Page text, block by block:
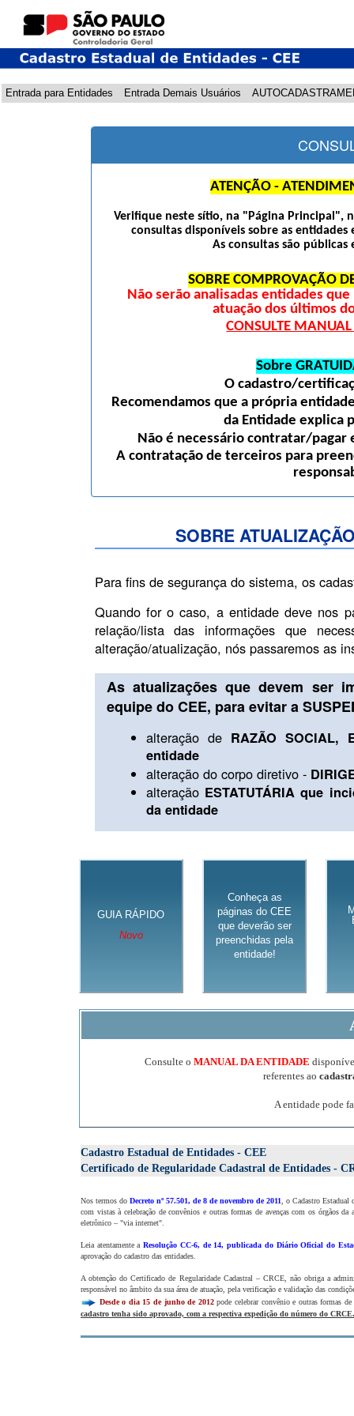
Entrada para Entidades Entrada Demais Usuários
ATENÇÃO -
Verifique neste sítio, na "Página Principal",
consultas disponíveis sobre as entidades
As consultas são públicas
SOBRE COMPROVAÇÃO
Não serão analisadas entidades
atuação dos últimos
CONSULTE
Sobre
O cadastro/
Recomendamos que a própria
da Entidade explica
Não é necessário contratar/
A contratação de terceiros para
SOBRE
Para fins de segurança do sistema, os
Quando for o caso, a entidade deve nos
relação/lista das informações que
alteração/atualização, nós passaremos as
As atualizações que devem ser
equipe do CEE, para evitar a
alteração de RAZÃO SOCIAL,
entidade
alteração do corpo diretivo -
alteração ESTATUTÁRIA que
da entidade
GUIA RÁPIDO
Novo
Conheça as
páginas do CEE
que deverão ser
preenchidas pela
entidade!
Consulte o MANUAL DA ENTIDADE
referentes ao
A entidade pode
Cadastro Estadual de Entidades - CEE
Certificado de Regularidade Cadastral de Entidades -
Nos termos do Decreto nº 57.501, de 8 de novembro de 2011 , o Cadastro
com vistas à celebração de convênios e outras formas de avenças com os órgãos
eletrônico – "via internet".
Leia atentamente aResolução CC-6, de 14, publicada do Diário Oficial do
aprovação do cadastro das entidades.
A obtenção do Certificado de Regularidade Cadastral – CRCE, não obriga a
responsável no âmbito da sua área de atuação, pela verificação e validação das
Desde o dia 15 de junho de 2012pode celebrar convênio e outras formas
cadastro tenha sido aprovado, com a respectiva expedição do número do CRCE.